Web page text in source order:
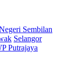
Sembilan
Selangor
Putrajaya